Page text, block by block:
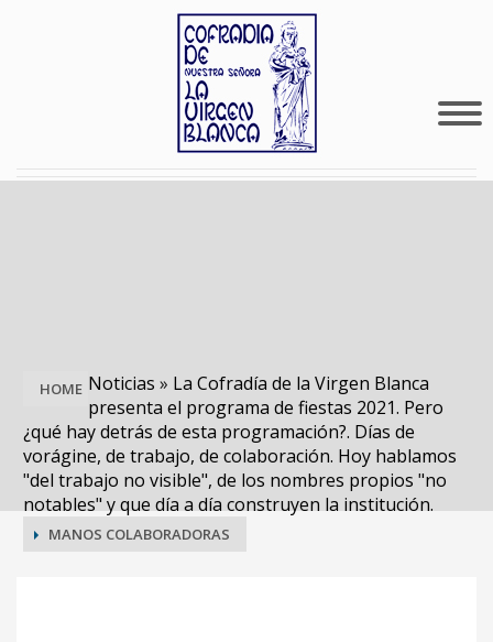
HOME Noticias » La Cofradía de la Virgen Blanca
presenta el programa de fiestas 2021. Pero
¿qué hay detrás de esta programación?. Días de
vorágine, de trabajo, de colaboración. Hoy hablamos
"del trabajo no visible", de los nombres propios "no
notables" y que día a día construyen la institución.
MANOS COLABORADORAS